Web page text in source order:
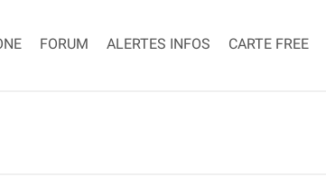
FORUM ALERTES INFOS CARTE FREE